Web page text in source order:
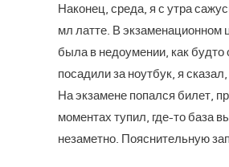
Наконец, среда, я с утра
мл латте. В экзаменационном
была в недоумении, как
посадили за ноутбук, я
На экзамене попался билет,
моментах тупил, где-то база
незаметно. Пояснительную